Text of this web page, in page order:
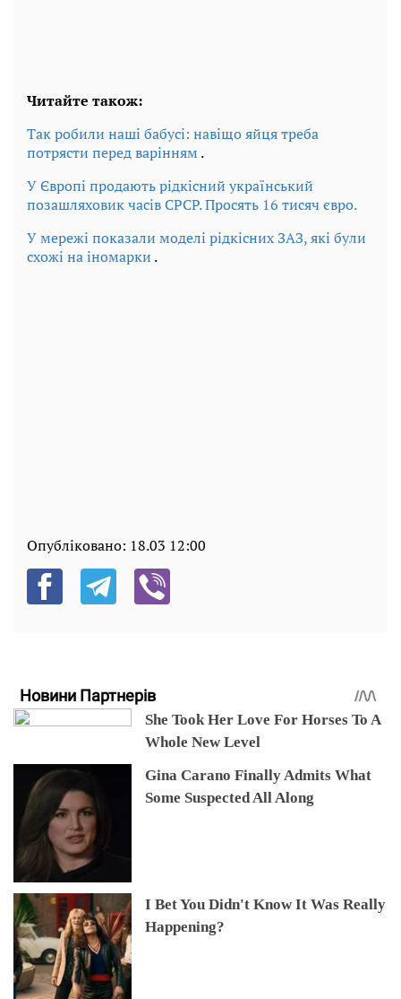
Читайте також:
Так робили наші бабусі: навіщо яйця треба
потрясти перед варінням .
У Європі продають рідкісний український
позашляховик часів СРСР. Просять 16 тисяч євро.
У мережі показали моделі рідкісних ЗАЗ, які були
схожі на іномарки .
Опубліковано: 18.03 12:00